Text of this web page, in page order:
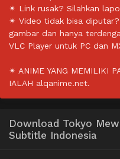
✴ Link rusak? Silahkan
✴ Video tidak bisa
gambar dan hanya
VLC Player untuk PC dan
✴ ANIME YANG MEMILIKI
IALAH alqanime.net.
Download Tokyo
Subtitle Indonesia